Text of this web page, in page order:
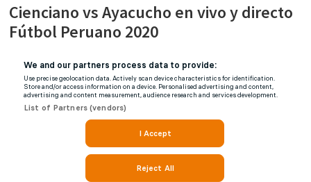
Cienciano vs Ayacucho en vivo y directo
Fútbol Peruano 2020